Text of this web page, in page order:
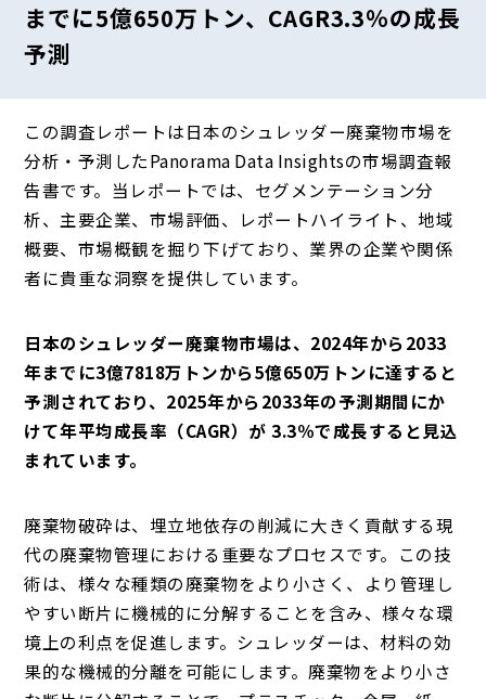
までに5億650万トン、CAGR3.3％の成長
予測
この調査レポートは日本のシュレッダー廃棄物市場を
分析・予測したPanorama Data Insightsの市場調査報
告書です。当レポートでは、セグメンテーション分
析、主要企業、市場評価、レポートハイライト、地域
概要、市場概観を掘り下げており、業界の企業や関係
者に貴重な洞察を提供しています。
日本のシュレッダー廃棄物市場は、2024年から2033
年までに3億7818万トンから5億650万トンに達すると
予測されており、2025年から2033年の予測期間にか
けて年平均成長率（CAGR）が 3.3％で成長すると見込
まれています。
廃棄物破砕は、埋立地依存の削減に大きく貢献する現
代の廃棄物管理における重要なプロセスです。この技
術は、様々な種類の廃棄物をより小さく、より管理し
やすい断片に機械的に分解することを含み、様々な環
境上の利点を促進します。シュレッダーは、材料の効
果的な機械的分離を可能にします。廃棄物をより小さ